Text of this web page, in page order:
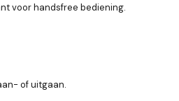
voor handsfree bediening.
of uitgaan.